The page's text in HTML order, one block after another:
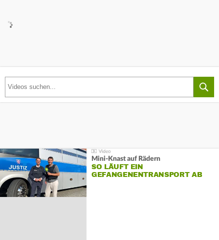
Mini-Knast auf Rädern
SO LÄUFT EIN
GEFANGENENTRANSPORT AB